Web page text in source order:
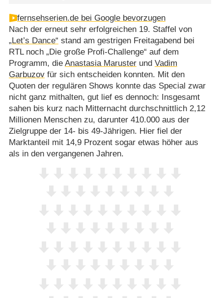
fernsehserien.de bei Google bevorzugen
Nach der erneut sehr erfolgreichen 19. Staffel von
„Let’s Dance“ stand am gestrigen Freitagabend bei
RTL noch „Die große Profi-Challenge“ auf dem
Programm, die Anastasia Marusterund Vadim
Garbuzovfür sich entscheiden konnten. Mit den
Quoten der regulären Shows konnte das Special zwar
nicht ganz mithalten, gut lief es dennoch: Insgesamt
sahen bis kurz nach Mitternacht durchschnittlich 2,12
Millionen Menschen zu, darunter 410.000 aus der
Zielgruppe der 14- bis 49-Jährigen. Hier fiel der
Marktanteil mit 14,9 Prozent sogar etwas höher aus
als in den vergangenen Jahren.